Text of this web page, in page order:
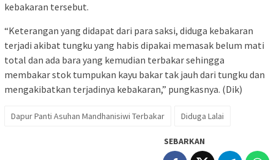
kebakaran tersebut.
“Keterangan yang didapat dari para saksi, diduga kebakaran
terjadi akibat tungku yang habis dipakai memasak belum mati
total dan ada bara yang kemudian terbakar sehingga
membakar stok tumpukan kayu bakar tak jauh dari tungku dan
mengakibatkan terjadinya kebakaran,” pungkasnya. (Dik)
Dapur Panti Asuhan Mandhanisiwi Terbakar Diduga Lalai
SEBARKAN